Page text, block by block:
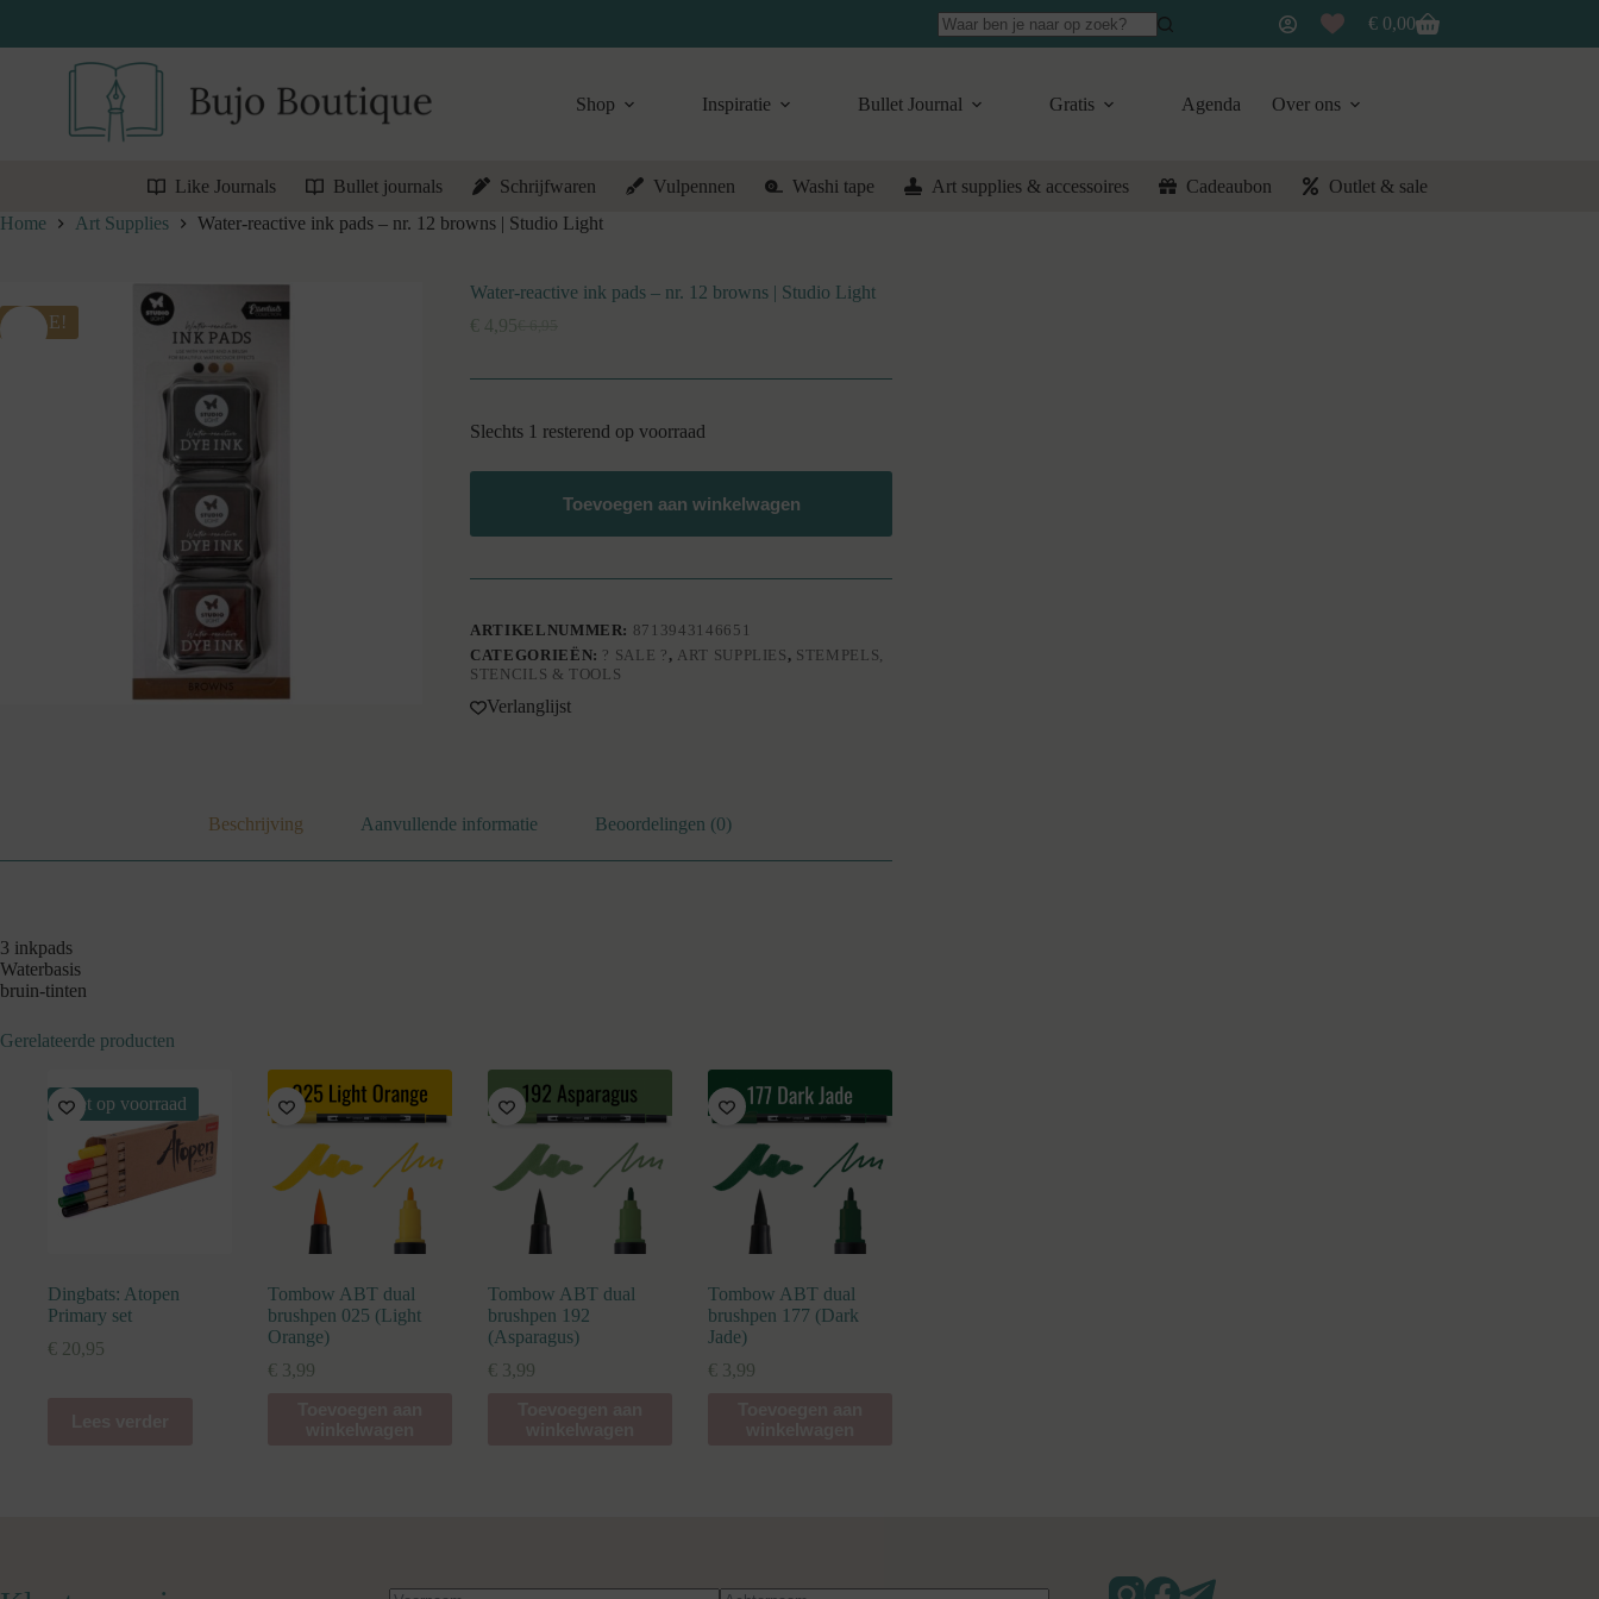
de
Geen
Winkelwagen
€0,00
Shop Inspiratie Bullet Journal Gratis Agenda Over ons
Like Journals Bullet journals Schrijfwaren Vulpennen Washi tape Art supplies & accessoires Cadeaubon
Outlet & sale
Home
Art Supplies Water-reactive ink pads – nr. 12 browns | Studio Light
SALE!
Water-reactive ink pads – nr. 12 browns | Studio Light
Oorspronkelijke
was:
€ 4,95Huidige
is:
Slechts 1 resterend op voorraad
Toevoegen aan winkelwagen
ARTIKELNUMMER: 8713943146651
CATEGORIEËN: ? SALE ? , ART SUPPLIES , STEMPELS,
STENCILS & TOOLS
Verlanglijst
Beschrijving Aanvullende informatie Beoordelingen (0)
3 inkpads
Waterbasis
bruin-tinten
Gerelateerde producten
Niet op voorraad
Dingbats: Atopen
Primary set
€ 20,95
Tombow ABT dual
brushpen 025 (Light
Orange)
€ 3,99
Tombow ABT dual
brushpen 192
(Asparagus)
€ 3,99
Tombow ABT dual
brushpen 177 (Dark
Jade)
€ 3,99